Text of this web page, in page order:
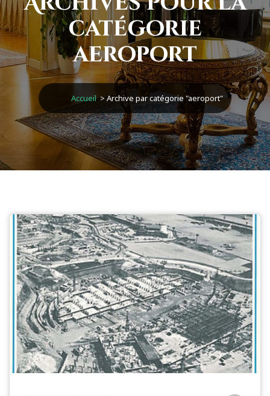
catégorie
aeroport
Accueil > Archive par catégorie "aeroport"